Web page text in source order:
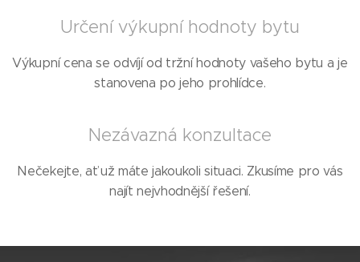
Určení výkupní hodnoty bytu
Výkupní cena se odvíjí od tržní hodnoty vašeho bytu a je
stanovena po jeho prohlídce.
Nezávazná konzultace
Nečekejte, ať už máte jakoukoli situaci. Zkusíme pro vás
najít nejvhodnější řešení.